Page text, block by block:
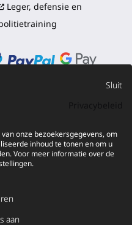
AAN
Leger, defensie en
Sluit
onze bezoekersgegevens, om
inhoud te tonen en om u
Voor meer informatie over de
aan